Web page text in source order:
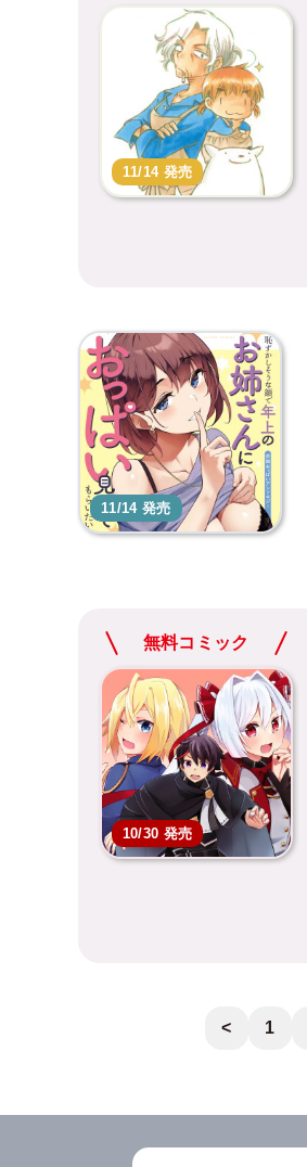
11/14 発売
11/14 発売
無料コミック
10/30 発売
< 1